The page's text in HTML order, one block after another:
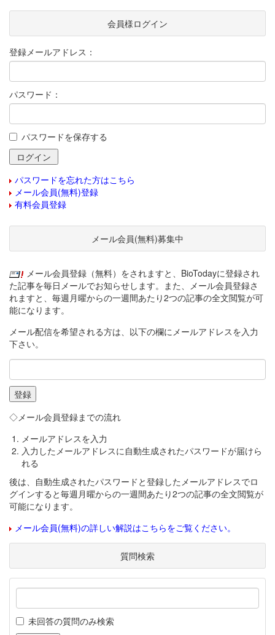
会員様ログイン
登録メールアドレス：
パスワード：
パスワードを保存する
パスワードを忘れた方はこちら
メール会員(無料)登録
有料会員登録
メール会員(無料)募集中
メール会員登録（無料）をされますと、BioTodayに登録され
た記事を毎日メールでお知らせします。また、メール会員登録さ
れますと、毎週月曜からの一週間あたり2つの記事の全文閲覧が可
能になります。
メール配信を希望される方は、以下の欄にメールアドレスを入力
下さい。
◇メール会員登録までの流れ
メールアドレスを入力
入力したメールアドレスに自動生成されたパスワードが届けら
れる
後は、自動生成されたパスワードと登録したメールアドレスでロ
グインすると毎週月曜からの一週間あたり2つの記事の全文閲覧が
可能になります。
メール会員(無料)の詳しい解説はこちらをご覧ください。
質問検索
未回答の質問のみ検索